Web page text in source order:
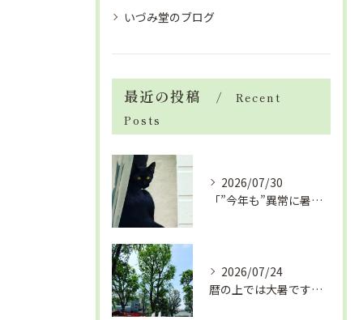
いづみ堂のブログ
最近の投稿
Recent
Posts
2026/07/30
「”今年も”異常に暑い夏」酷暑+冷房＝夏風邪、腰痛、ひざの痛...
2026/07/24
暦の上では大暑です！腰痛や肩こりから来る頭痛